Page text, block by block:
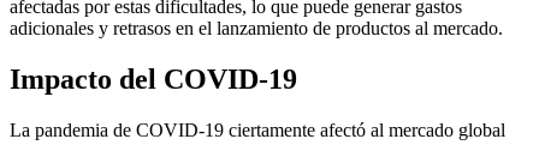
afectadas por estas dificultades, lo que puede generar gastos
adicionales y retrasos en el lanzamiento de productos al mercado.
Impacto del COVID-19
La pandemia de COVID-19 ciertamente afectó al mercado global